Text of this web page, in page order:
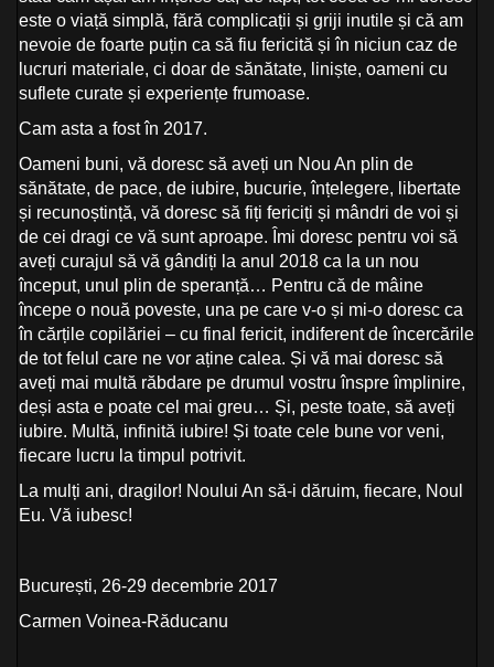
este o viață simplă, fără complicații și griji inutile și că am
nevoie de foarte puțin ca să fiu fericită și în niciun caz de
lucruri materiale, ci doar de sănătate, liniște, oameni cu
suflete curate și experiențe frumoase.
Cam asta a fost în 2017.
Oameni buni, vă doresc să aveți un Nou An plin de
sănătate, de pace, de iubire, bucurie, înțelegere, libertate
și recunoștință, vă doresc să fiți fericiți și mândri de voi și
de cei dragi ce vă sunt aproape. Îmi doresc pentru voi să
aveți curajul să vă gândiți la anul 2018 ca la un nou
început, unul plin de speranță… Pentru că de mâine
începe o nouă poveste, una pe care v-o și mi-o doresc ca
în cărțile copilăriei – cu final fericit, indiferent de încercările
de tot felul care ne vor aține calea. Și vă mai doresc să
aveți mai multă răbdare pe drumul vostru înspre împlinire,
deși asta e poate cel mai greu… Și, peste toate, să aveți
iubire. Multă, infinită iubire! Și toate cele bune vor veni,
fiecare lucru la timpul potrivit.
La mulți ani, dragilor! Noului An să-i dăruim, fiecare, Noul
Eu. Vă iubesc!
București, 26-29 decembrie 2017
Carmen Voinea-Răducanu